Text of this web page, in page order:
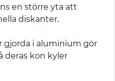
en större yta att
diskanter.
gjorda i aluminium gör
deras kon kyler